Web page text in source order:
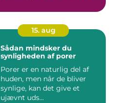
15. aug
Sådan mindsker du
synligheden af porer
Porer er en naturlig del af
huden, men når de bliver
synlige, kan det give et
ujævnt uds...